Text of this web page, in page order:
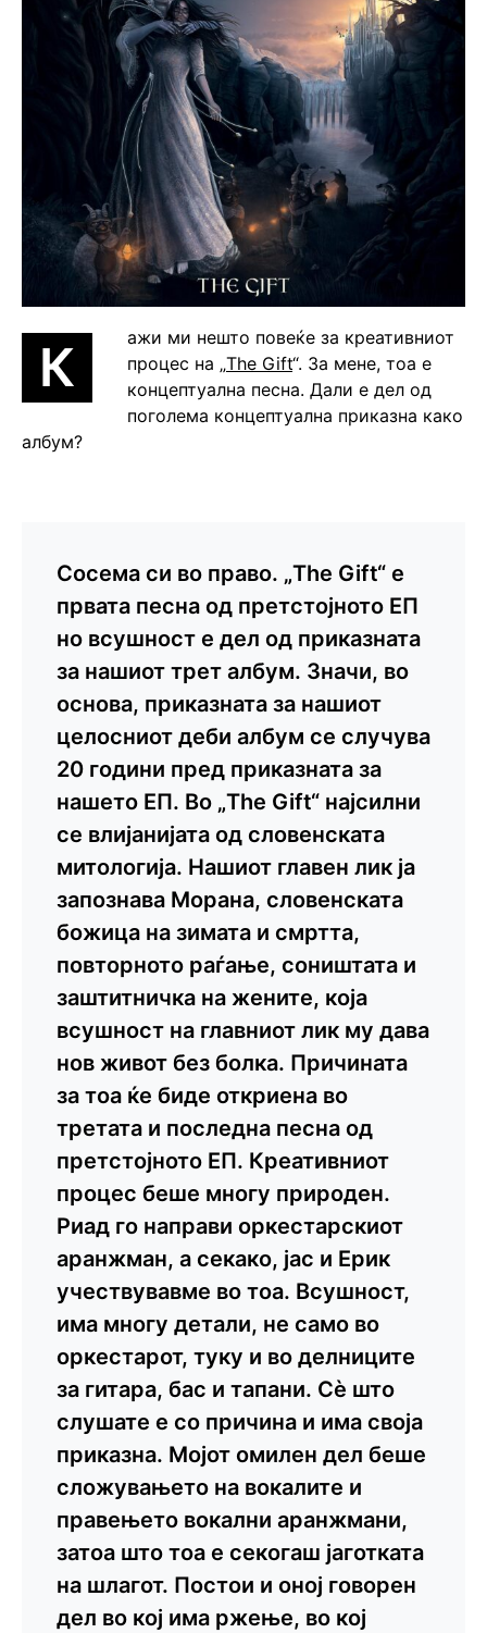
К
ажи ми нешто повеќе за креативниот
процес на „The Gift“. За мене, тоа е
концептуална песна. Дали е дел од
поголема концептуална приказна како
албум?
Сосема си во право. „The Gift“ е
првата песна од претстојното EП
но всушност е дел од приказната
за нашиот трет албум. Значи, во
основа, приказната за нашиот
целосниот деби албум се случува
20 години пред приказната за
нашето ЕП. Во „The Gift“ најсилни
се влијанијата од словенската
митологија. Нашиот главен лик ја
запознава Морана, словенската
божица на зимата и смртта,
повторното раѓање, соништата и
заштитничка на жените, која
всушност на главниот лик му дава
нов живот без болка. Причината
за тоа ќе биде откриена во
третата и последна песна од
претстојното ЕП. Креативниот
процес беше многу природен.
Риад го направи оркестарскиот
аранжман, а секако, јас и Ерик
учествувавме во тоа. Всушност,
има многу детали, не само во
оркестарот, туку и во делниците
за гитара, бас и тапани. Сè што
слушате е со причина и има своја
приказна. Мојот омилен дел беше
сложувањето на вокалите и
правењето вокални аранжмани,
затоа што тоа е секогаш јаготката
на шлагот. Постои и оној говорен
дел во кој има ржење, во кој